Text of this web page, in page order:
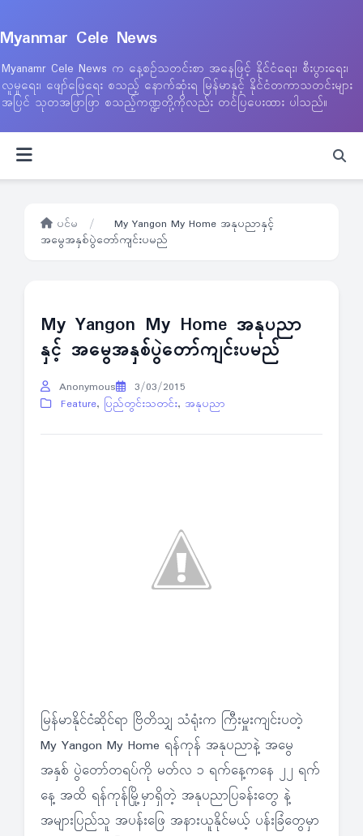
Myanmar Cele News
Myanamr Cele News က နေ့စဉ်သတင်းစာ အနေဖြင့် နိုင်ငံရေး၊ စီးပွားရေး၊
လူမှုရေး၊ ဖျော်ဖြေရေး စသည့် နောက်ဆုံးရ မြန်မာနှင့် နိုင်ငံတကာသတင်းများ
အပြင် သုတအဖြာဖြာ စသည့်ကဏ္ဍတို့ကိုလည်း တင်ပြပေးထား ပါသည်။
ပင်မ /
My Yangon My Home အနုပညာနှင့်
အမွေအနှစ်ပွဲတော်ကျင်းပမည်
My Yangon My Home အနုပညာ
နှင့် အမွေအနှစ်ပွဲတော်ကျင်းပမည်
Anonymous
3/03/2015
Feature, ပြည်တွင်းသတင်း, အနုပညာ
မြန်မာနိုင်ငံဆိုင်ရာ ဗြိတိသျှ သံရုံးက ကြီးမှူးကျင်းပတဲ့
My Yangon My Home ရန်ကုန် အနုပညာနဲ့ အမွေ
အနှစ် ပွဲတော်တရပ်ကို မတ်လ ၁ ရက်နေ့ကနေ ၂၂ ရက်
နေ့ အထိ ရန်ကုန်မြို့မှာရှိတဲ့ အနုပညာပြခန်းတွေ နဲ့
အများပြည်သူ အပန်းဖြေ အနားယူနိုင်မယ့် ပန်းခြံတွေမှာ